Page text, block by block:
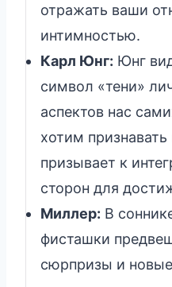
отражать ваши
интимностью.
Карл Юнг: Юнг
символ «тени»
аспектов нас
хотим
призывает к
сторон для
Миллер: В
фисташки
сюрпризы и